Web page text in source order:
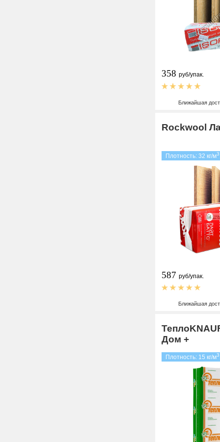
358 руб/упак.
Ближайшая
Rockwool
Плотность: 32 кг/м3
587 руб/упак.
Ближайшая
Дом +
Плотность: 15 кг/м3